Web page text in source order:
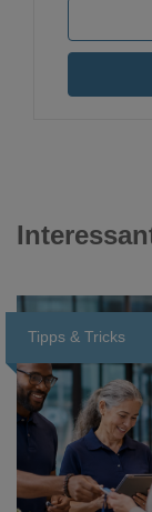
Tipps & Tricks